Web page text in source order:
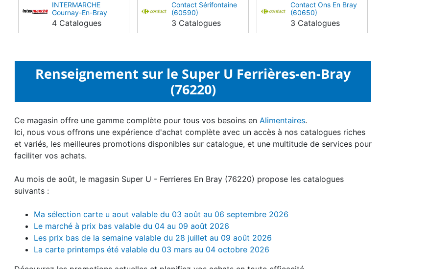
INTERMARCHE
Gournay-En-Bray
(76220)
4 Catalogues
Contact Sérifontaine
(60590)
3 Catalogues
Contact Ons En Bray
(60650)
3 Catalogues
Renseignement sur le Super U Ferrières-en-Bray
(76220)
Ce magasin offre une gamme complète pour tous vos besoins en Alimentaires.
Ici, nous vous offrons une expérience d'achat complète avec un accès à nos catalogues riches
et variés, les meilleures promotions disponibles sur catalogue, et une multitude de services pour
faciliter vos achats.
Au mois de août, le magasin Super U - Ferrieres En Bray (76220) propose les catalogues
suivants :
Ma sélection carte u aout valable du 03 août au 06 septembre 2026
Le marché à prix bas valable du 04 au 09 août 2026
Les prix bas de la semaine valable du 28 juillet au 09 août 2026
La carte printemps été valable du 03 mars au 04 octobre 2026